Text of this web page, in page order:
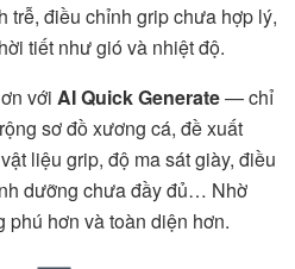
trễ, điều chỉnh grip chưa hợp lý,
tiết như gió và nhiệt độ.
với AI Quick Generate— chỉ
sơ đồ xương cá, đề xuất
liệu grip, độ ma sát giày, điều
dưỡng chưa đầy đủ… Nhờ
phú hơn và toàn diện hơn.